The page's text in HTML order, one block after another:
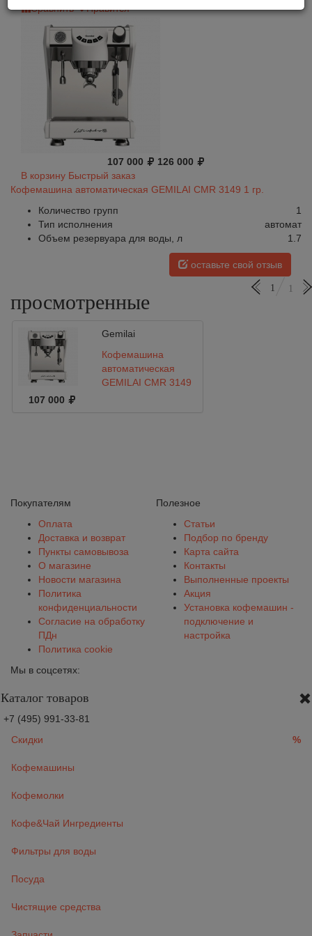
Сравнить Нравится
107 000
126 000
В корзину Быстрый заказ
Кофемашина автоматическая GEMILAI CMR 3149 1 гр.
Количество групп
1
Тип исполнения
автомат
Объем резервуара для воды, л
1.7
оставьте свой отзыв
просмотренные
1 1
Gemilai
Кофемашина
автоматическая
GEMILAI CMR 3149
107 000
Покупателям
Оплата
Доставка и возврат
Пункты самовывоза
О магазине
Новости магазина
Политика
конфиденциальности
Согласие на обработку
ПДн
Политика cookie
Полезное
Статьи
Подбор по бренду
Карта сайта
Контакты
Выполненные проекты
Акция
Установка кофемашин -
подключение и
настройка
Мы в соцсетях:
Каталог товаров
+7 (495) 991-33-81
Скидки
%
Кофемашины
Кофемолки
Кофе&Чай Ингредиенты
Фильтры для воды
Посуда
Чистящие средства